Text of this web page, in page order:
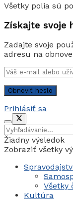
Všetky polia sú
Získajte svoje
Zadajte svoje
adresu na
Prihlásiť sa
Žiadny výsledok
Zobraziť všetky
Všetky
Kultúra